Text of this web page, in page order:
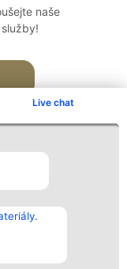
Live chat
naše
Kontakt